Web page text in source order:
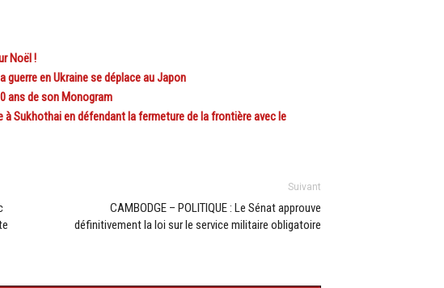
Noël !
guerre en Ukraine se déplace au Japon
ans de son Monogram
à Sukhothai en défendant la fermeture de la frontière avec le
Suivant
CAMBODGE – POLITIQUE : Le Sénat approuve
définitivement la loi sur le service militaire obligatoire